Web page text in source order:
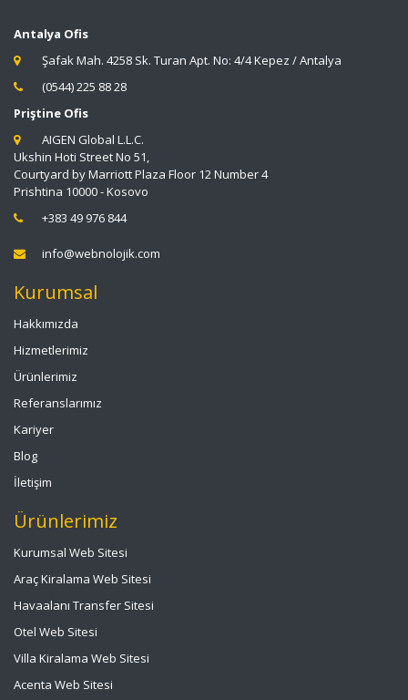
Antalya Ofis
Şafak Mah. 4258 Sk. Turan Apt. No: 4/4 Kepez / Antalya
(0544) 225 88 28
Priştine Ofis
AIGEN Global L.L.C.
Ukshin Hoti Street No 51,
Courtyard by Marriott Plaza Floor 12 Number 4
Prishtina 10000 - Kosovo
+383 49 976 844
info@webnolojik.com
Kurumsal
Hakkımızda
Hizmetlerimiz
Ürünlerimiz
Referanslarımız
Kariyer
Blog
İletişim
Ürünlerimiz
Kurumsal Web Sitesi
Araç Kiralama Web Sitesi
Havaalanı Transfer Sitesi
Otel Web Sitesi
Villa Kiralama Web Sitesi
Acenta Web Sitesi